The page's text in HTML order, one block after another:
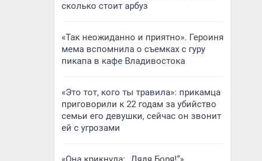
сколько стоит арбуз
«Так неожиданно и приятно». Героиня
мема вспомнила о съемках с гуру
пикапа в кафе Владивостока
«Это тот, кого ты травила»: прикамца
приговорили к 22 годам за убийство
семьи его девушки, сейчас он звонит
ей с угрозами